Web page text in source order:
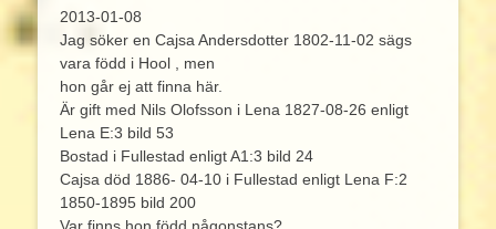
2013-01-08
Jag söker en Cajsa Andersdotter 1802-11-02 sägs
vara född i Hool , men
hon går ej att finna här.
Är gift med Nils Olofsson i Lena 1827-08-26 enligt
Lena E:3 bild 53
Bostad i Fullestad enligt A1:3 bild 24
Cajsa död 1886- 04-10 i Fullestad enligt Lena F:2
1850-1895 bild 200
Var finns hon född någonstans?